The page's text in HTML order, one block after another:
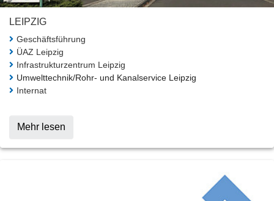
LEIPZIG
Geschäftsführung
ÜAZ Leipzig
Infrastrukturzentrum Leipzig
Umwelttechnik/Rohr- und Kanalservice Leipzig
Internat
Mehr lesen